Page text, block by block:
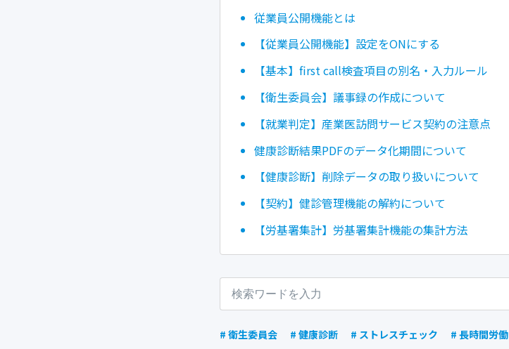
従業員公開機能とは
【従業員公開機能】設定をONにする
【基本】first call検査項目の別名・入力ルール
【衛生委員会】議事録の作成について
【就業判定】産業医訪問サービス契約の注意点
健康診断結果PDFのデータ化期間について
【健康診断】削除データの取り扱いについて
【契約】健診管理機能の解約について
【労基署集計】労基署集計機能の集計方法
# 衛生委員会 # 健康診断 # ストレスチェック # 長時間労働